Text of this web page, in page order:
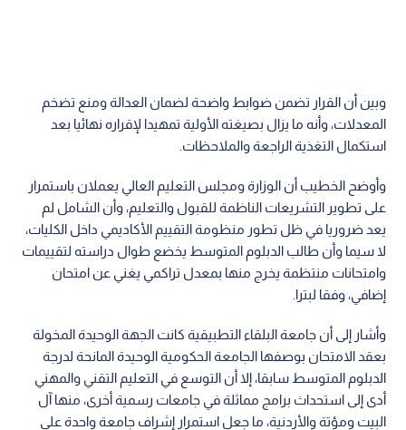
وبين أن القرار تضمن ضوابط واضحة لضمان العدالة ومنع تضخم
المعدلات، وأنه ما يزال بصيغته الأولية تمهيدا لإقراره نهائيا بعد
استكمال التغذية الراجعة والملاحظات.
وأوضح الخطيب أن الوزارة ومجلس التعليم العالي يعملان باستمرار
على تطوير التشريعات الناظمة للقبول والتعليم، وأن الشامل لم
يعد ضروريا في ظل تطور منظومة التقييم الأكاديمي داخل الكليات،
لا سيما وأن طالب الدبلوم المتوسط يخضع طوال دراسته لتقييمات
وامتحانات منتظمة يخرج منها بمعدل تراكمي يغني عن امتحان
إضافي، وفقا لبترا.
وأشار إلى أن جامعة البلقاء التطبيقية كانت الجهة الوحيدة المخولة
بعقد الامتحان بوصفها الجامعة الحكومية الوحيدة المانحة لدرجة
الدبلوم المتوسط سابقا، إلا أن التوسع في التعليم التقني والمهني
أدى إلى استحداث برامج مماثلة في جامعات رسمية أخرى، منها آل
البيت ومؤتة والأردنية، ما جعل استمرار إشراف جامعة واحدة على